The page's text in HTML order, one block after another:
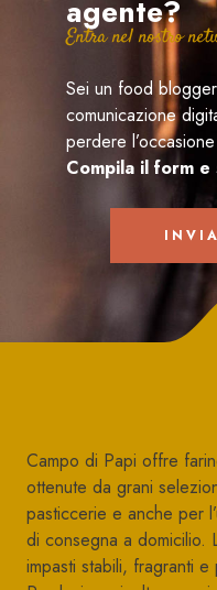
agente?
Entra nel nostro
Sei un food
comunicazione
perdere
Compila il form
Campo di Papi offre
ottenute da grani
pasticcerie e anche per
di consegna a domicilio.
impasti stabili, fragranti